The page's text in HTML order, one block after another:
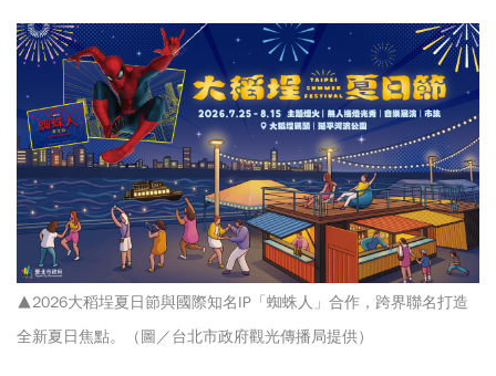
▲2026大稻埕夏日節與國際知名IP「蜘蛛人」合作，跨界聯名打造
全新夏日焦點。（圖／台北市政府觀光傳播局提供）